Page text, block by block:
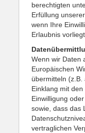
berechtigten
Erfüllung
wenn Ihre
Erlaubnis
Wenn wir Daten
Europäischen
übermitteln
Einklang mit
Einwilligung
sowie, dass das
vertraglichen